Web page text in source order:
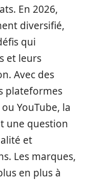
En 2026,
diversifié,
qui
et leurs
Avec des
plateformes
YouTube, la
une question
et
Les marques,
en plus à